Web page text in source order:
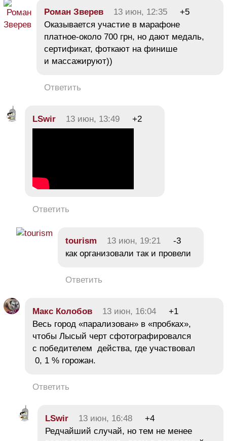
Роман Зверев 13 июн, 12:35
+5
Оказывается участие в марафоне
платное-около 700 грн, но дают медаль,
сертификат, фоткают на финише
и массажируют))
Ответить
LSwir 13 июн, 13:49 +2
Ответить
tourism 13 июн, 19:21
-3
как организовали так и провели
Ответить
Макс Колобов 13 июн, 16:04
+1
Весь город «парализован» в «пробках»,
чтобы Лысый черт сфотографировался
с победителем действа, где участвовал
0, 1 % горожан.
Ответить
LSwir 13 июн, 16:48
+4
Редчайший случай, но тем не менее